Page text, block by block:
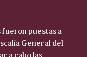
fueron puestas a
General del
a cabo las